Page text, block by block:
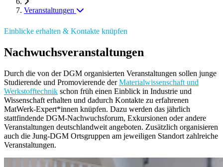
Veranstaltungen
Einblicke erhalten & Kontakte knüpfen
Nachwuchsveranstaltungen
Durch die von der DGM organisierten Veranstaltungen sollen junge
Studierende und Promovierende derMaterialwissenschaft und
Werkstofftechnik schon früh einen Einblick in Industrie und
Wissenschaft erhalten und dadurch Kontakte zu erfahrenen
MatWerk-Expert*innen knüpfen. Dazu werden das jährlich
stattfindende DGM-Nachwuchsforum, Exkursionen oder andere
Veranstaltungen deutschlandweit angeboten. Zusätzlich organisieren
auch die Jung-DGM Ortsgruppen am jeweiligen Standort zahlreiche
Veranstaltungen.